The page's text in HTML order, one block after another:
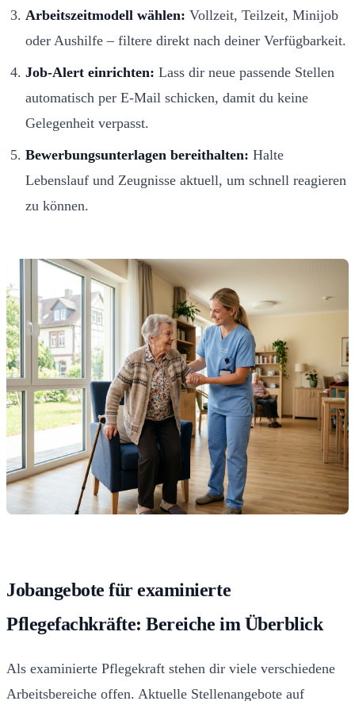
Arbeitszeitmodell wählen: Vollzeit, Teilzeit, Minijob
oder Aushilfe – filtere direkt nach deiner Verfügbarkeit.
Job-Alert einrichten: Lass dir neue passende Stellen
automatisch per E-Mail schicken, damit du keine
Gelegenheit verpasst.
Bewerbungsunterlagen bereithalten: Halte
Lebenslauf und Zeugnisse aktuell, um schnell reagieren
zu können.
Jobangebote für examinierte
Pflegefachkräfte: Bereiche im Überblick
Als examinierte Pflegekraft stehen dir viele verschiedene
Arbeitsbereiche offen. Aktuelle Stellenangebote auf